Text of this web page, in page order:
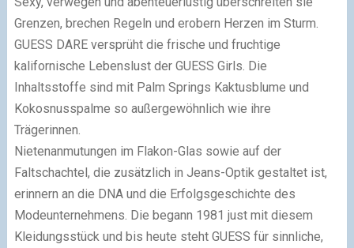
Grenzen, brechen Regeln und erobern Herzen im Sturm.
GUESS DARE versprüht die frische und fruchtige
kalifornische Lebenslust der GUESS Girls. Die
Inhaltsstoffe sind mit Palm Springs Kaktusblume und
Kokosnusspalme so außergewöhnlich wie ihre
Trägerinnen.
Nietenanmutungen im Flakon-Glas sowie auf der
Faltschachtel, die zusätzlich in Jeans-Optik gestaltet ist,
erinnern an die DNA und die Erfolgsgeschichte des
Modeunternehmens. Die begann 1981 just mit diesem
Kleidungsstück und bis heute steht GUESS für sinnliche,